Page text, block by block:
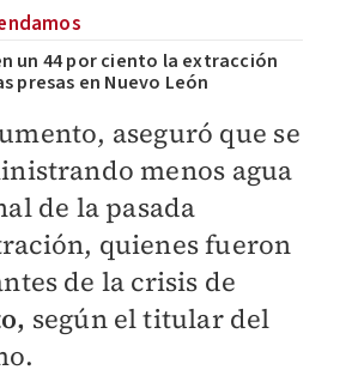
un 44 por ciento la extracción
presas en Nuevo León
aseguró que se
menos agua
de la pasada
quienes fueron
de la crisis de
según el titular del